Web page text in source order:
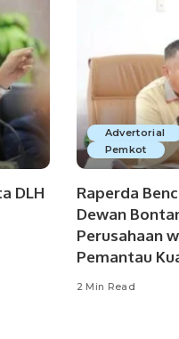
DLH
Advertorial
Pemkot
Raperda
Dewan
Perusahaan
Pemantau
2 Min Read